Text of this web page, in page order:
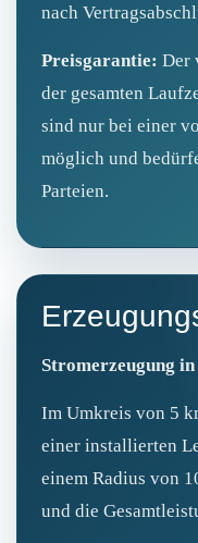
nach
Preisgarantie: Der
der gesamten
sind nur bei einer
möglich und
Parteien.
Stromerzeugung
Im Umkreis von 5
einer installierten
einem Radius von
und die